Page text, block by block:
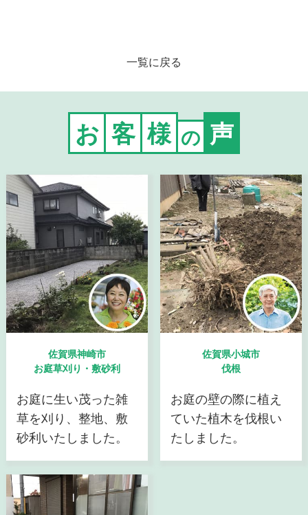
一覧に戻る
お 客 様 の 声
佐賀県神崎市
お庭草刈り・敷砂利
お庭に生い茂った雑
草を刈り、整地、敷
砂利いたしました。
佐賀県小城市
伐根
お庭の壁の際に植え
ていた植木を伐根い
たしました。